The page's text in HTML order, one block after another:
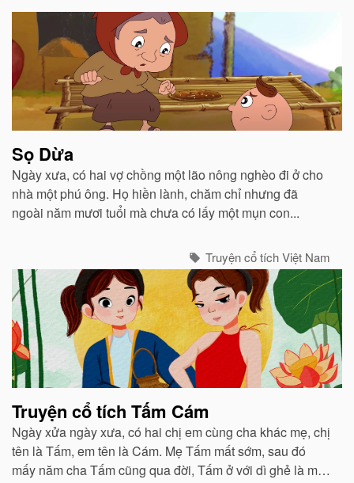
Bài
viết
liên
quan
Sọ Dừa
Ngày xưa, có hai vợ chồng một lão nông nghèo đi ở cho
nhà một phú ông. Họ hiền lành, chăm chỉ nhưng đã
ngoài năm mươi tuổi mà chưa có lấy một mụn con...
Truyện cổ tích Việt Nam
Truyện cổ tích Tấm Cám
Ngày xửa ngày xưa, có hai chị em cùng cha khác mẹ, chị
tên là Tấm, em tên là Cám. Mẹ Tấm mất sớm, sau đó
mấy năm cha Tấm cũng qua đời, Tấm ở với dì ghẻ là mẹ